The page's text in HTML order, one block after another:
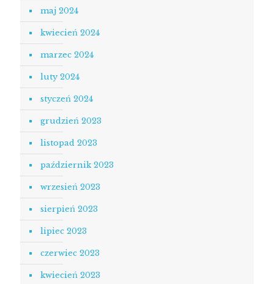
maj 2024
kwiecień 2024
marzec 2024
luty 2024
styczeń 2024
grudzień 2023
listopad 2023
październik 2023
wrzesień 2023
sierpień 2023
lipiec 2023
czerwiec 2023
kwiecień 2023